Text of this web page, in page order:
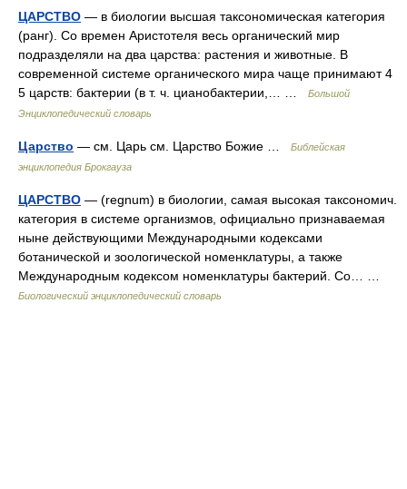
ЦАРСТВО — в биологии высшая таксономическая категория
(ранг). Со времен Аристотеля весь органический мир
подразделяли на два царства: растения и животные. В
современной системе органического мира чаще принимают 4
5 царств: бактерии (в т. ч. цианобактерии,… …
Большой
Энциклопедический словарь
Царство — см. Царь см. Царство Божие …
Библейская
энциклопедия Брокгауза
ЦАРСТВО — (regnum) в биологии, самая высокая таксономич.
категория в системе организмов, официально признаваемая
ныне действующими Международными кодексами
ботанической и зоологической номенклатуры, а также
Международным кодексом номенклатуры бактерий. Со… …
Биологический энциклопедический словарь